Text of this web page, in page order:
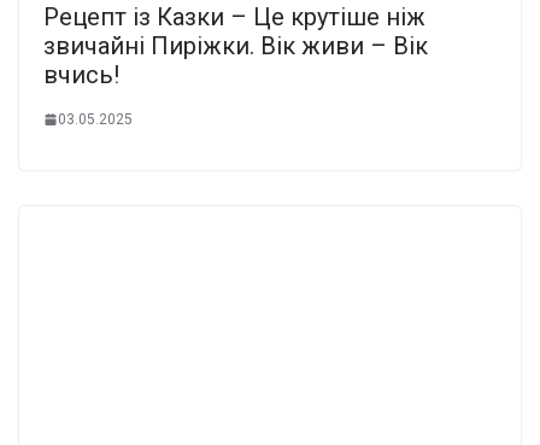
Рецепт із Казки – Це крутіше ніж
звичайні Пиріжки. Вік живи – Вік
вчись!
03.05.2025